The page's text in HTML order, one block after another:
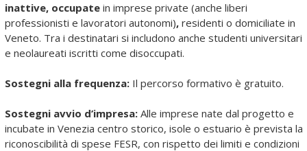
inattive, occupate in imprese private (anche liberi
professionisti e lavoratori autonomi), residenti o domiciliate in
Veneto. Tra i destinatari si includono anche studenti universitari
e neolaureati iscritti come disoccupati.
Sostegni alla frequenza: Il percorso formativo è gratuito.
Sostegni avvio d’impresa: Alle imprese nate dal progetto e
incubate in Venezia centro storico, isole o estuario è prevista la
riconoscibilità di spese FESR, con rispetto dei limiti e condizioni